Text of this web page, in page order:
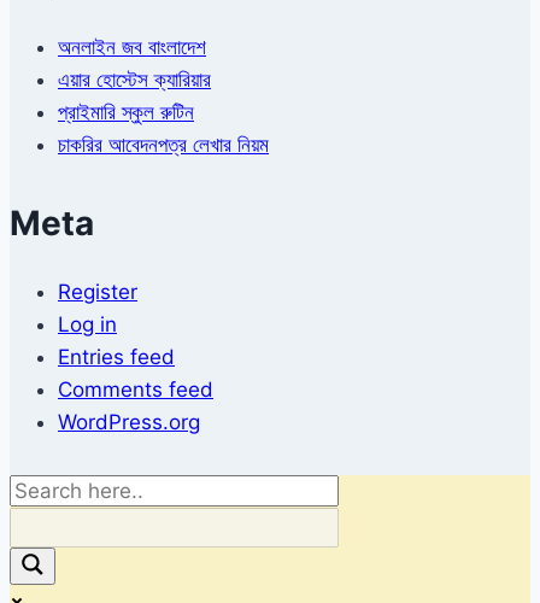
অনলাইন জব বাংলাদেশ
এয়ার হোস্টেস ক্যারিয়ার
প্রাইমারি স্কুল রুটিন
চাকরির আবেদনপত্র লেখার নিয়ম
Meta
Register
Log in
Entries feed
Comments feed
WordPress.org